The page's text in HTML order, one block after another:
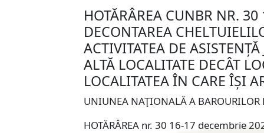
HOTĂRÂREA CUNBR NR.
DECONTAREA
ACTIVITATEA DE
ALTĂ LOCALITATE DECÂT
LOCALITATEA ÎN CARE ÎȘI
UNIUNEA NAŢIONALĂ A
HOTĂRÂREA nr. 30 16-17 decembrie